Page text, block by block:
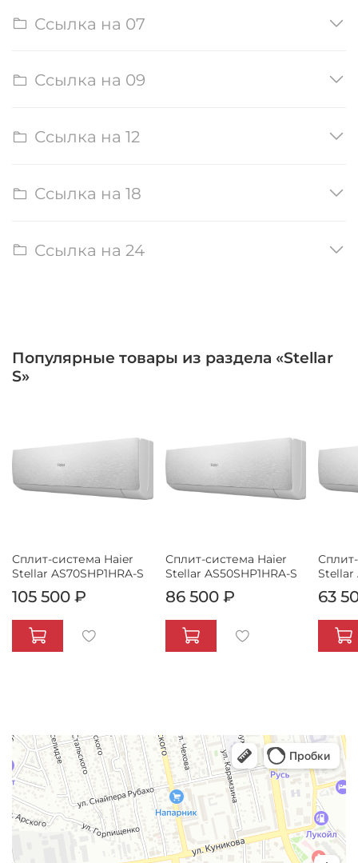
Ссылка на 07
Ссылка на 09
Ссылка на 12
Ссылка на 18
Ссылка на 24
Популярные товары из раздела «Stellar
S»
Сплит-система Haier
Stellar AS70SHP1HRA-S
105 500 ₽
Сплит-система Haier
Stellar AS50SHP1HRA-S
86 500 ₽
Stellar
63